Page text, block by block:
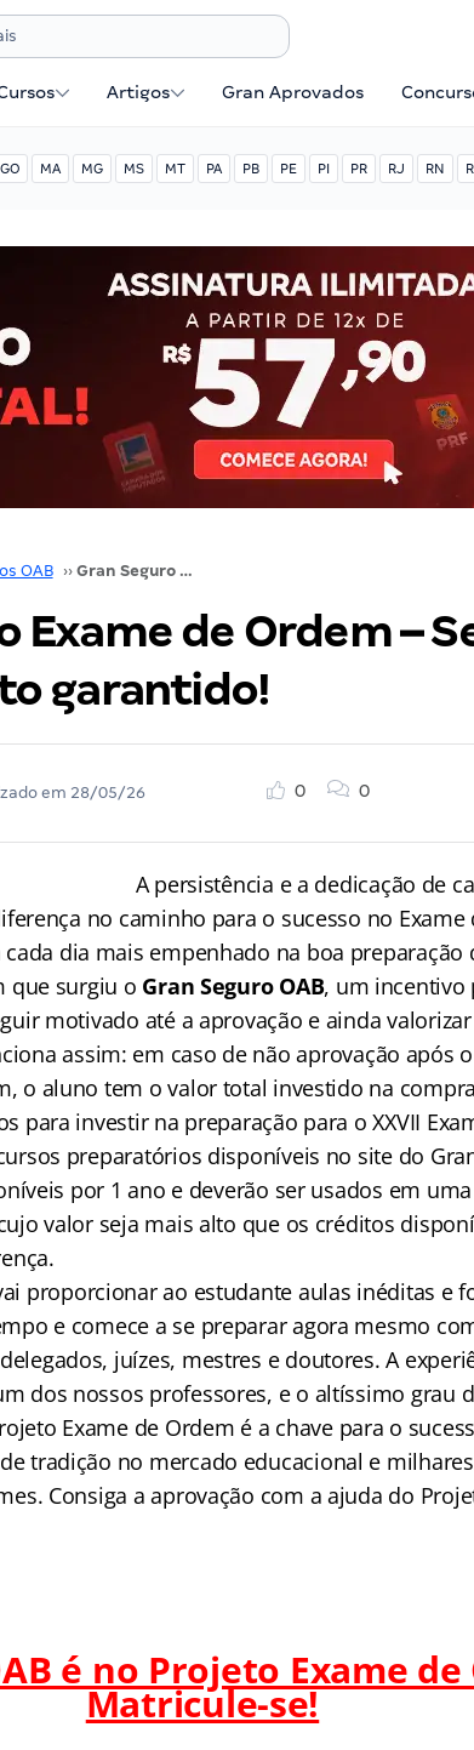
Artigos Gran Aprovados
GO MA MG MS MT PA PB PE PI PR RJ RN
OAB ›› Gran Seguro Exame de Ordem – Seu investimento garantido!
Exame de Ordem –
garantido!
em 28/05/26
0 0
A persistência e a dedicação de
no caminho para o sucesso no Exame
dia mais empenhado na boa preparação
que surgiu o Gran Seguro OAB, um incentivo
motivado até a aprovação e ainda
assim: em caso de não aprovação após
o aluno tem o valor total investido na
para investir na preparação para o XXVII
preparatórios disponíveis no site do
por 1 ano e deverão ser usados em
valor seja mais alto que os créditos
proporcionar ao estudante aulas inéditas e
e comece a se preparar agora mesmo
juízes, mestres e doutores. A
dos nossos professores, e o altíssimo grau
Exame de Ordem é a chave para o
tradição no mercado educacional e
Consiga a aprovação com a ajuda do
é no Projeto Exame
Matricule-se!